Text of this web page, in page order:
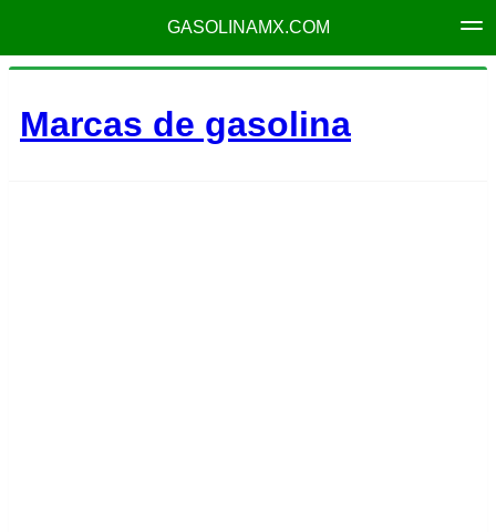
GASOLINAMX.COM
Marcas de gasolina